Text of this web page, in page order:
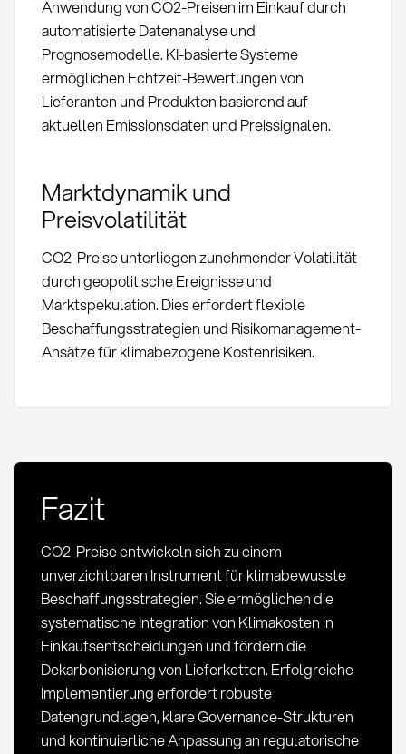
Anwendung von CO2-Preisen im Einkauf durch
automatisierte Datenanalyse und
Prognosemodelle. KI-basierte Systeme
ermöglichen Echtzeit-Bewertungen von
Lieferanten und Produkten basierend auf
aktuellen Emissionsdaten und Preissignalen.
Marktdynamik und
Preisvolatilität
CO2-Preise unterliegen zunehmender Volatilität
durch geopolitische Ereignisse und
Marktspekulation. Dies erfordert flexible
Beschaffungsstrategien und Risikomanagement-
Ansätze für klimabezogene Kostenrisiken.
Fazit
CO2-Preise entwickeln sich zu einem
unverzichtbaren Instrument für klimabewusste
Beschaffungsstrategien. Sie ermöglichen die
systematische Integration von Klimakosten in
Einkaufsentscheidungen und fördern die
Dekarbonisierung von Lieferketten. Erfolgreiche
Implementierung erfordert robuste
Datengrundlagen, klare Governance-Strukturen
und kontinuierliche Anpassung an regulatorische